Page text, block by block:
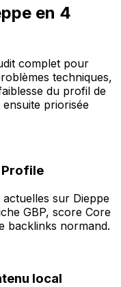
en 4
complet pour
techniques,
du profil de
priorisée
Profile
sur Dieppe
GBP, score Core
backlinks normand.
local